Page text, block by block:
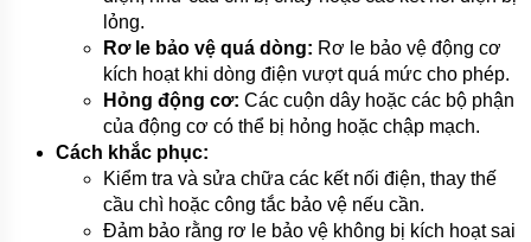
lỏng.
Rơ le bảo vệ quá dòng: Rơ le bảo vệ động cơ
kích hoạt khi dòng điện vượt quá mức cho phép.
Hỏng động cơ: Các cuộn dây hoặc các bộ phận
của động cơ có thể bị hỏng hoặc chập mạch.
Cách khắc phục:
Kiểm tra và sửa chữa các kết nối điện, thay thế
cầu chì hoặc công tắc bảo vệ nếu cần.
Đảm bảo rằng rơ le bảo vệ không bị kích hoạt sai